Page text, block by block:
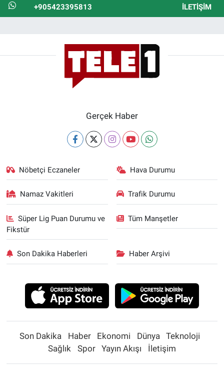
+905423395813 İLETIŞIM
Gerçek Haber
Nöbetçi Eczaneler Hava Durumu
Namaz Vakitleri Trafik Durumu
Süper Lig Puan Durumu ve
Fikstür
Tüm Manşetler
Son Dakika Haberleri Haber Arşivi
Son Dakika Haber Ekonomi Dünya
Teknoloji
Sağlık
Spor Yayın Akışı İletişim